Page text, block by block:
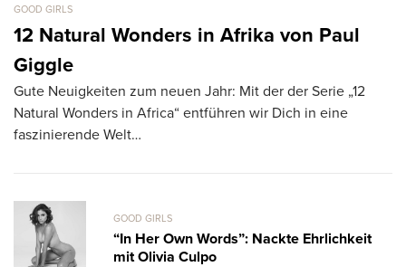
GOOD GIRLS
12 Natural Wonders in Afrika von Paul
Giggle
Gute Neuigkeiten zum neuen Jahr: Mit der der Serie „12
Natural Wonders in Africa“ entführen wir Dich in eine
faszinierende Welt…
GOOD GIRLS
“In Her Own Words”: Nackte Ehrlichkeit
mit Olivia Culpo